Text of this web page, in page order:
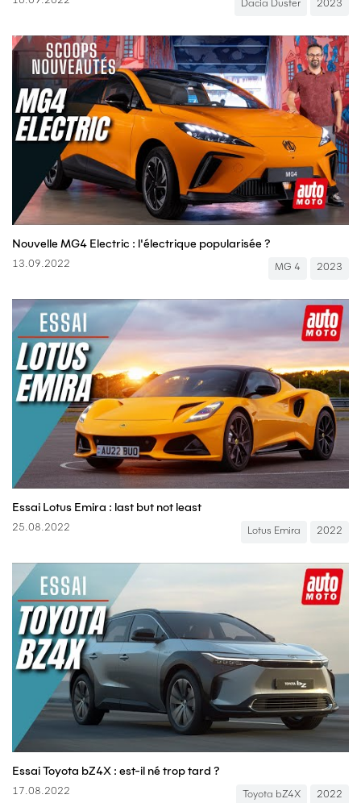
Dacia Duster 2023
Nouvelle MG4 Electric : l'électrique popularisée ?
13.09.2022 MG 4 2023
Essai Lotus Emira : last but not least
25.08.2022 Lotus Emira 2022
Essai Toyota bZ4X : est-il né trop tard ?
17.08.2022 Toyota bZ4X 2022